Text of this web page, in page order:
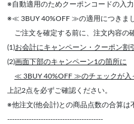
※自動適用のためクーポンコードの入力
※≪ 3BUY 40%OFF ≫の適用につきま
ご注文を確定する前に、注文内容の
(1)お会計にキャンペーン・クーポン割
(2)画面下部のキャンペーン1の箇所に
≪ 3BUY 40%OFF ≫のチェックが入
上記2点を必ずご確認ください。
※他注文(他会計)との商品点数の合算は
----------------------------------------